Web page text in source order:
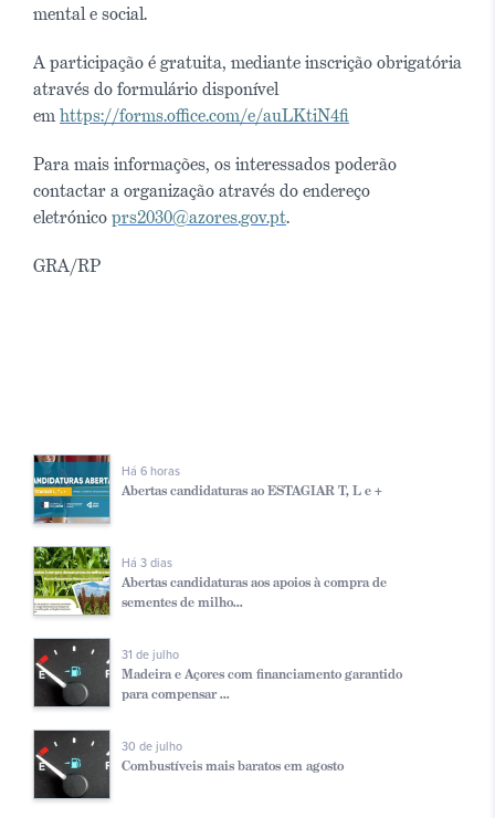
mental e social.
A participação é gratuita, mediante inscrição obrigatória
através do formulário disponível
emhttps://forms.office.com/e/auLKtiN4fi
Para mais informações, os interessados poderão
contactar a organização através do endereço
eletrónicoprs2030@azores.gov.pt.
GRA/RP
Há 6 horas
Abertas candidaturas ao ESTAGIAR T, L e +
Há 3 dias
Abertas candidaturas aos apoios à compra de
sementes de milho...
31 de julho
Madeira e Açores com financiamento garantido
para compensar ...
30 de julho
Combustíveis mais baratos em agosto